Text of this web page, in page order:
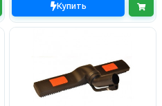
Купить